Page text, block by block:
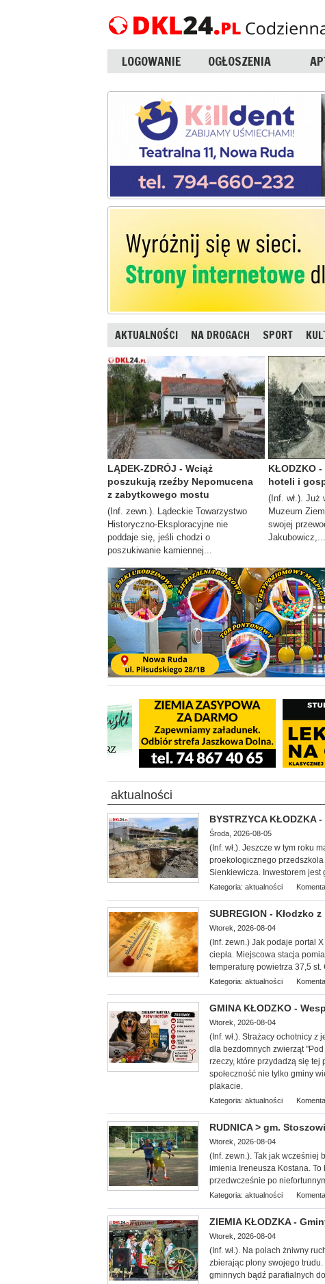
LOGOWANIE OGŁOSZENIA
AKTUALNOŚCI NA DROGACH SPORT
LĄDEK-ZDRÓJ - Wciąż
poszukują rzeźby Nepomucena
z zabytkowego mostu
(Inf. zewn.). Lądeckie Towarzystwo
Historyczno-Eksploracyjne nie
poddaje się, jeśli chodzi o
poszukiwanie kamiennej...
KŁODZKO
hoteli i
(Inf. wł.). Już
Muzeum
swojej
Jakubowicz,...
aktualności
BYSTRZYCA
Środa, 2026-08-05
(Inf. wł.). Jeszcze w tym roku
proekologicznego
Sienkiewicza. Inwestorem jest
Kategoria: aktualności
SUBREGION - Kłodzko
Wtorek, 2026-08-04
(Inf. zewn.) Jak podaje portal
ciepła. Miejscowa stacja
temperaturę powietrza 37,5 st.
Kategoria: aktualności
GMINA KŁODZKO -
Wtorek, 2026-08-04
(Inf. wł.). Strażacy ochotnicy
dla bezdomnych zwierząt "
rzeczy, które przydadzą się tej
społeczność nie tylko gminy
plakacie.
Kategoria: aktualności
RUDNICA > gm.
Wtorek, 2026-08-04
(Inf. zewn.). Tak jak wcześniej
imienia Ireneusza Kostana. To
przedwcześnie po
Kategoria: aktualności
ZIEMIA KŁODZKA -
Wtorek, 2026-08-04
(Inf. wł.). Na polach żniwny
zbierając plony swojego
gminnych bądź parafialnych